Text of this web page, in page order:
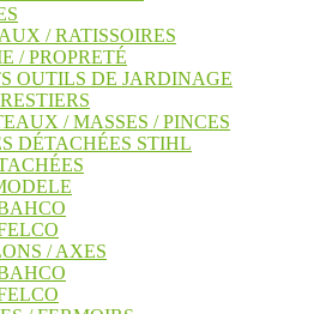
/ RATISSOIRES
/ PROPRETÉ
OUTILS DE JARDINAGE
/ MASSES / PINCES
DÉTACHÉES STIHL
/ AXES